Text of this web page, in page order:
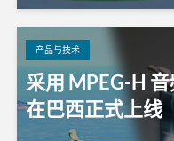
产品与技术
采用 MPEG-H
在巴西正式上线